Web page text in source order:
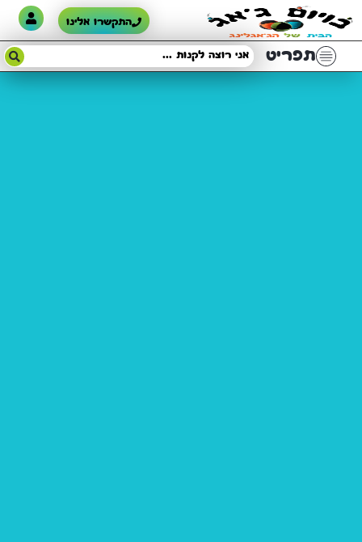
התקשרו אלינו
תפריט